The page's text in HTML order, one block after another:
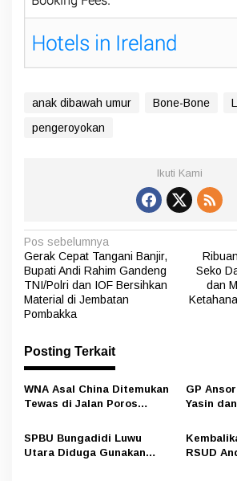
anak dibawah umur Bone-Bone
pengeroyokan
Ikuti Kami
N
a
v
i
a
s
i
o
Pos sebelumnya
Gerak Cepat Tangani Banjir,
Bupati Andi Rahim Gandeng
TNI/Polri dan IOF Bersihkan
Material di Jembatan
Pombakka
Seko
dan
Posting Terkait
WNA Asal China Ditemukan
Tewas di Jalan Poros
Amankan Terduga Pelaku
GP
Yasin
Bandang
SPBU Bungadidi Luwu
Utara Diduga Gunakan
RSUD